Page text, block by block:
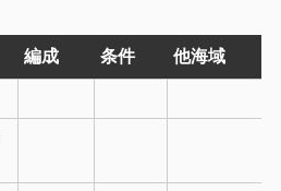
編成 条件 他海域